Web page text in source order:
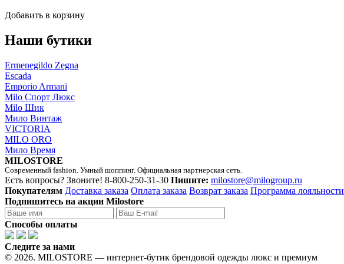
Добавить в корзину
Наши бутики
Ermenegildo Zegna
Escada
Emporio Armani
Milo Спорт Люкс
Milo Шик
Мило Винтаж
VICTORIA
MILO ORO
Мило Время
MILOSTORE
Современный fashion. Умный шоппинг. Официальная партнерская сеть.
Есть вопросы? Звоните! 8-800-250-31-30 Пишите: milostore@milogroup.ru
Покупателям Доставка заказа Оплата заказа Возврат заказа Программа лояльности
Подпишитесь на акции Milostore
Способы оплаты
Следите за нами
© 2026. MILOSTORE — интернет-бутик брендовой одежды люкс и премиум